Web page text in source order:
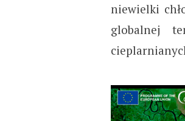
niewielki
globalnej